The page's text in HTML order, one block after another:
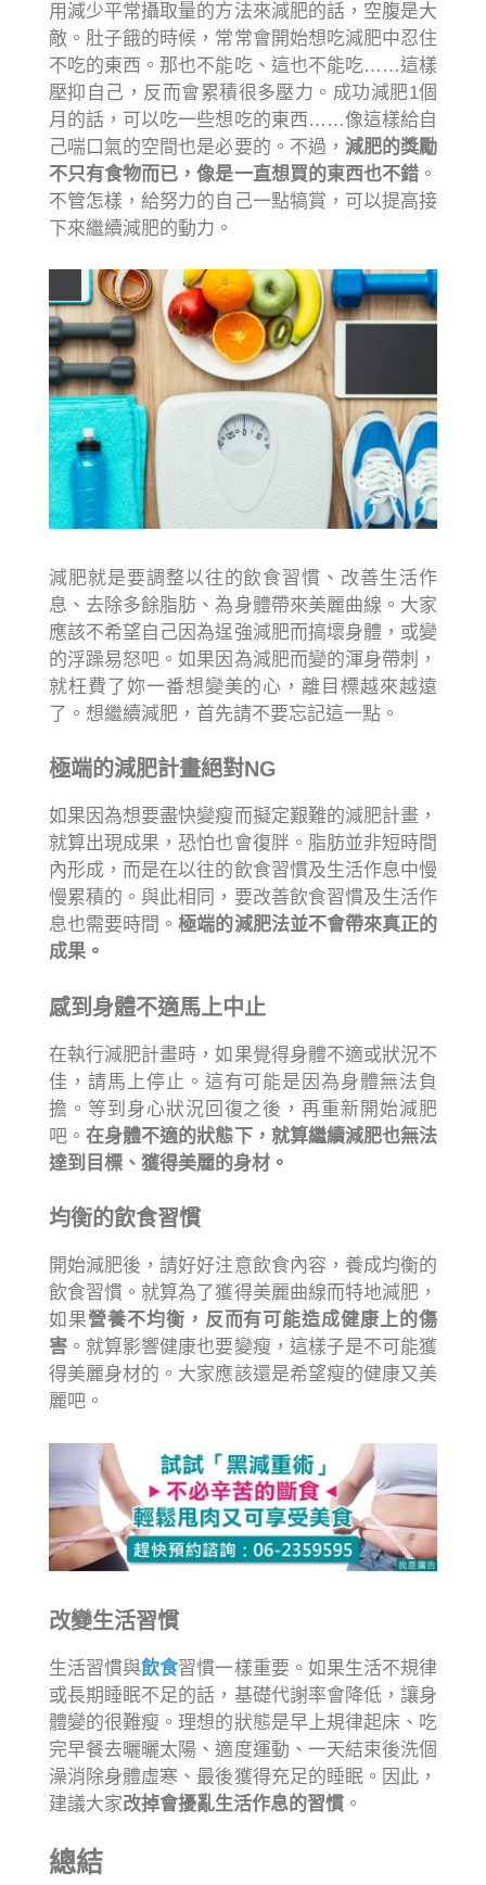
用減少平常攝取量的方法來減肥的話，空腹是大
敵。肚子餓的時候，常常會開始想吃減肥中忍住
不吃的東西。那也不能吃、這也不能吃……這樣
壓抑自己，反而會累積很多壓力。成功減肥1個
月的話，可以吃一些想吃的東西……像這樣給自
己喘口氣的空間也是必要的。不過， 減肥的獎勵
不只有食物而已，像是一直想買的東西也不錯 。
不管怎樣，給努力的自己一點犒賞，可以提高接
下來繼續減肥的動力。
減肥就是要調整以往的飲食習慣、改善生活作
息、去除多餘脂肪、為身體帶來美麗曲線。大家
應該不希望自己因為逞強減肥而搞壞身體，或變
的浮躁易怒吧。如果因為減肥而變的渾身帶刺，
就枉費了妳一番想變美的心，離目標越來越遠
了。想繼續減肥，首先請不要忘記這一點。
極端的減肥計畫絕對NG
如果因為想要盡快變瘦而擬定艱難的減肥計畫，
就算出現成果，恐怕也會復胖。脂肪並非短時間
內形成，而是在以往的飲食習慣及生活作息中慢
慢累積的。與此相同，要改善飲食習慣及生活作
息也需要時間。極端的減肥法並不會帶來真正的
成果。
感到身體不適馬上中止
在執行減肥計畫時，如果覺得身體不適或狀況不
佳，請馬上停止。這有可能是因為身體無法負
擔。等到身心狀況回復之後，再重新開始減肥
吧。在身體不適的狀態下，就算繼續減肥也無法
達到目標、獲得美麗的身材。
均衡的飲食習慣
開始減肥後，請好好注意飲食內容，養成均衡的
飲食習慣。就算為了獲得美麗曲線而特地減肥，
如果營養不均衡，反而有可能造成健康上的傷
害。就算影響健康也要變瘦，這樣子是不可能獲
得美麗身材的。大家應該還是希望瘦的健康又美
麗吧。
改變生活習慣
生活習慣與飲食習慣一樣重要。如果生活不規律
或長期睡眠不足的話，基礎代謝率會降低，讓身
體變的很難瘦。理想的狀態是早上規律起床、吃
完早餐去曬曬太陽、適度運動、一天結束後洗個
澡消除身體虛寒、最後獲得充足的睡眠。因此，
建議大家改掉會擾亂生活作息的習慣。
總結